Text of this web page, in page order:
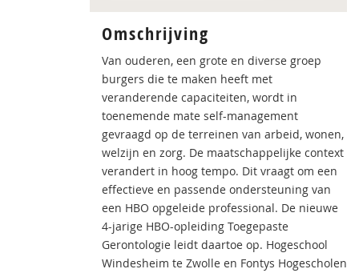
Omschrijving
Van ouderen, een grote en diverse groep
burgers die te maken heeft met
veranderende capaciteiten, wordt in
toenemende mate self-management
gevraagd op de terreinen van arbeid, wonen,
welzijn en zorg. De maatschappelijke context
verandert in hoog tempo. Dit vraagt om een
effectieve en passende ondersteuning van
een HBO opgeleide professional. De nieuwe
4-jarige HBO-opleiding Toegepaste
Gerontologie leidt daartoe op. Hogeschool
Windesheim te Zwolle en Fontys Hogescholen